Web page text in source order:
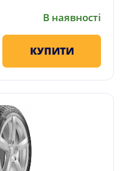
В наявності
КУПИТИ